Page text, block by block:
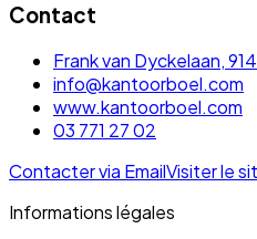
Contact
Frank van Dyckelaan,
info@kantoorboel.com
www.kantoorboel.com
03 771 27 02
Contacter via EmailVisiter le
Informations légales